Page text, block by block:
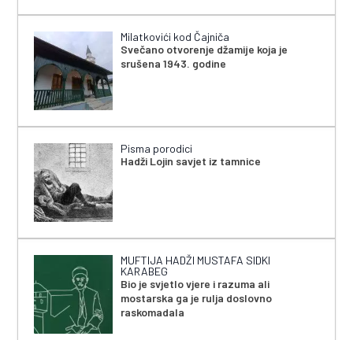
Milatkovići kod Čajniča
Svečano otvorenje džamije koja je
srušena 1943. godine
Pisma porodici
Hadži Lojin savjet iz tamnice
MUFTIJA HADŽI MUSTAFA SIDKI
KARABEG
Bio je svjetlo vjere i razuma ali
mostarska ga je rulja doslovno
raskomadala